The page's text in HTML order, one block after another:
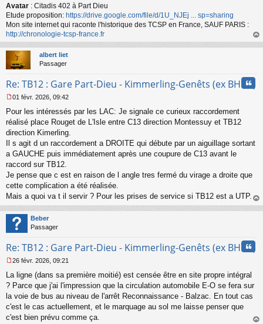
Avatar : Citadis 402 à Part Dieu
Etude proposition: https://drive.google.com/file/d/1U_NJEj ... sp=sharing
Mon site internet qui raconte l'historique des TCSP en France, SAUF PARIS :
http://chronologie-tcsp-france.fr
au
albert liet
Passager
Re: TB12 : Gare Part-Dieu - Kimmerling-Genêts (ex BHNS)
e
s
s
g
e
n
o
n
u
01 févr. 2026, 09:42
Pour les intéressés par les LAC: Je signale ce curieux raccordement
réalisé place Rouget de L'Isle entre C13 direction Montessuy et TB12
direction Kimerling.
Il s agit d un raccordement a DROITE qui débute par un aiguillage sortant
a GAUCHE puis immédiatement après une coupure de C13 avant le
raccord sur TB12.
Je pense que c est en raison de l angle tres fermé du virage a droite que
cette complication a été réalisée.
Mais a quoi va t il servir ? Pour les prises de service si TB12 est a UTP.
au
Beber
Passager
Re: TB12 : Gare Part-Dieu - Kimmerling-Genêts (ex BHNS)
e
s
s
g
e
26 févr. 2026, 09:21
La ligne (dans sa première moitié) est censée être en site propre intégral
? Parce que j'ai l'impression que la circulation automobile E-O se fera sur
la voie de bus au niveau de l'arrêt Reconnaissance - Balzac. En tout cas
c'est le cas actuellement, et le marquage au sol me laisse penser que
c'est bien prévu comme ça.